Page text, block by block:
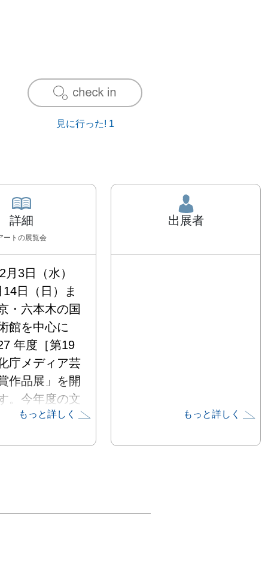
見に行った! 1
詳細
ート の展覧会
月3日（水）
日（日）ま
・六本木の国
館を中心に
年度［第19
庁メディア芸
作品展」を開
。今年度の文
ィア芸術祭に
もっと詳しく
出展者
もっと詳しく